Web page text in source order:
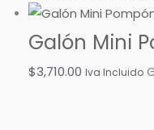
Galón Mini
$3,710.00 Iva Incluido